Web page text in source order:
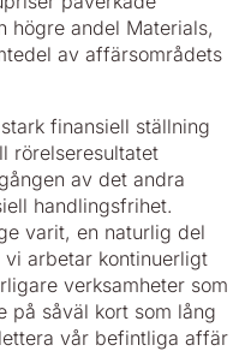
högre andel Materials,
av affärsområdets
finansiell ställning
rörelseresultatet
av det andra
handlingsfrihet.
varit, en naturlig del
arbetar kontinuerligt
verksamheter som
på såväl kort som lång
vår befintliga affär